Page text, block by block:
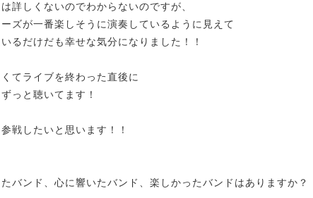
詳しくないのでわからないのですが、
ズが一番楽しそうに演奏しているように見えて
るだけだも幸せな気分になりました！！
てライブを終わった直後に
っと聴いてます！
戦したいと思います！！
バンド、心に響いたバンド、楽しかったバンドはありますか？